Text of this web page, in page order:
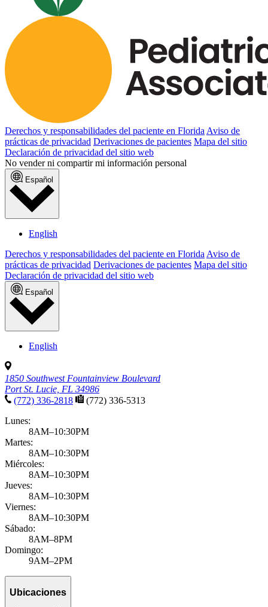
Growth & development
Adolescent mental health
Published November 11, 2025
by Ravinder Khaira, MD, MBA, MPH, FAAP
Adolescent mental health issues have been on the rise since the
pandemic, with more cases diagnosed regularly. At Pediatric
Associates, we believe tha...
Learn more